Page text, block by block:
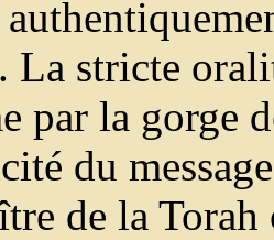
La stricte
par la gorge
du
de la